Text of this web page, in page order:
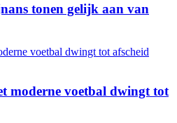
tonen gelijk aan van
moderne voetbal dwingt tot